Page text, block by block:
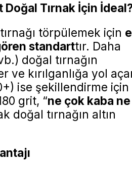
Doğal Tırnak İçin
törpülemek için
standarttır. Daha
doğal tırnağın
ve kırılganlığa yol
ise şekillendirme için
grit, “ne çok kaba ne
doğal tırnağın altın